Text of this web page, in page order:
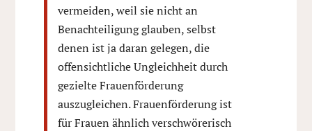
vermeiden, weil sie nicht an
Benachteiligung glauben, selbst
denen ist ja daran gelegen, die
offensichtliche Ungleichheit durch
gezielte Frauenförderung
auszugleichen. Frauenförderung ist
für Frauen ähnlich verschwörerisch